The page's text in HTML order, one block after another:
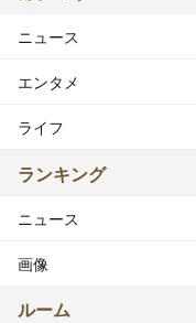
ニュース
エンタメ
ライフ
ランキング
ニュース
画像
ルーム